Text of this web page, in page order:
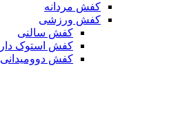
کفش مردانه
کفش ورزشی
کفش سالنی
کفش استوک دار
کفش دوومیدانی